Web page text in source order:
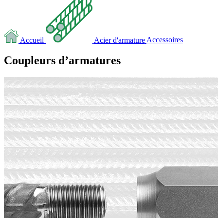
Accueil Acier d'armatureAccessoires
Coupleurs d’armatures